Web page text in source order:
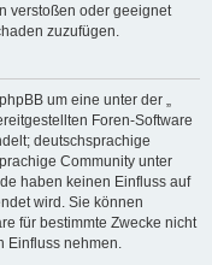
verstoßen oder geeignet
zuzufügen.
um eine unter der „
Foren-Software
deutschsprachige
Community unter
haben keinen Einfluss auf
wird. Sie können
für bestimmte Zwecke nicht
Einfluss nehmen.